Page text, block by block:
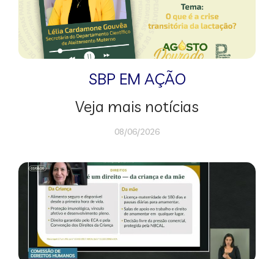
SBP EM AÇÃO
Veja mais notícias
08/06/2026